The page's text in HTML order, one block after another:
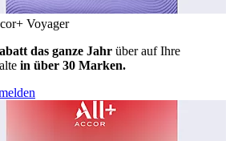
Voyager
das ganze Jahr über auf Ihre
in über 30 Marken.